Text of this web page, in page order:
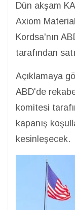
Dün akşam
Axiom
Kordsa'nın
tarafından
Açıklamaya
ABD'de
komitesi
kapanış
kesinleşecek.